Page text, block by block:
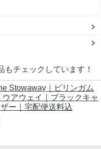
チェックしています！
Stowaway｜ビリンガム
アウェイ｜ブラックキャ
ー｜宅配便送料込